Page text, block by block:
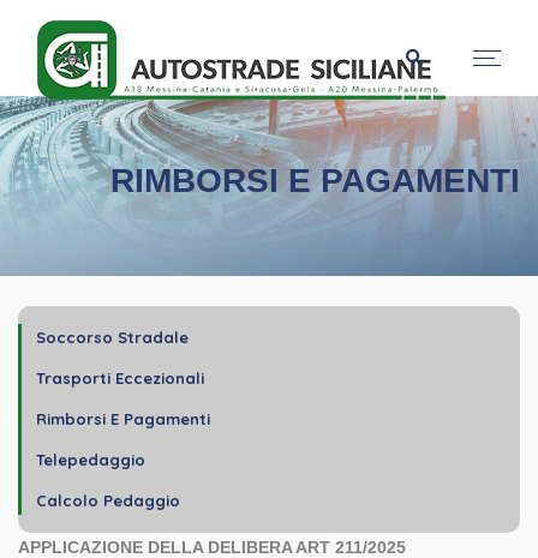
RIMBORSI E PAGAMENTI
Soccorso Stradale
Trasporti Eccezionali
Rimborsi E Pagamenti
Telepedaggio
Calcolo Pedaggio
APPLICAZIONE DELLA DELIBERA ART 211/2025